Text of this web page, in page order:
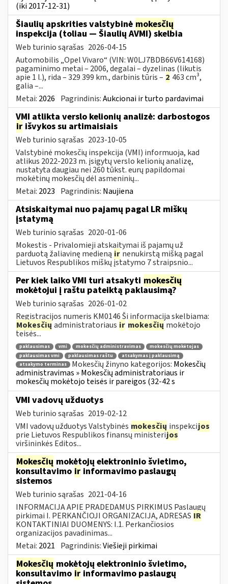
(iki 2017-12-31)
Šiaulių apskrities valstybinė mokesčių
inspekcija (toliau — Šiaulių AVMI) skelbia
Web turinio sąrašas 2026-04-15
Automobilis „Opel Vivaro“ (VIN: W0LJ7BDB66V614168)
pagaminimo metai – 2006, degalai – dyzelinas (likutis
apie 1 l.), rida – 329 399 km., darbinis tūris – 2 463 cm³,
galia –...
Metai: 2026 Pagrindinis:Aukcionai ir turto pardavimai
VMI atlikta verslo kelionių analizė: darbostogos
ir išvykos su artimaisiais
Web turinio sąrašas 2023-10-05
Valstybinė mokesčių inspekcija (VMI) informuoja, kad
atlikus 2022-2023 m. įsigytų verslo kelionių analizę,
nustatyta daugiau nei 260 tūkst. eurų papildomai
mokėtinų mokesčių dėl asmeninių...
Metai: 2023 Pagrindinis: Naujiena
Atsiskaitymai nuo pajamų pagal LR miškų
įstatymą
Web turinio sąrašas 2020-01-06
Mokestis - Privalomieji atskaitymai iš pajamų už
parduotą žaliavinę medieną ir nenukirstą mišką pagal
Lietuvos Respublikos miškų įstatymo 7 straipsnio...
Per kiek laiko VMI turi atsakyti mokesčių
mokėtojui į raštu pateiktą paklausimą?
Web turinio sąrašas 2026-01-02
Registracijos numeris KM0146 Ši informacija skelbiama:
Mokesčių administratoriaus ir mokesčių mokėtojo
teisės...
paklausimas vmi mokesčių administravimas
mokesčių mokėtojas
paklausimas vmi
paklausimas raštu
atsakymas į paklausimą
atsakymo terminas
Mokesčių žinyno kategorijos: Mokesčių
administravimas » Mokesčių administratoriaus ir
mokesčių mokėtojo teisės ir pareigos (32-42 s
VMI vadovų užduotys
Web turinio sąrašas 2019-02-12
VMI vadovų užduotys Valstybinės mokesčių inspekcijos
prie Lietuvos Respublikos finansų ministerijos
viršininkės Editos...
Mokesčių mokėtojų elektroninio švietimo,
konsultavimo ir informavimo paslaugų
sistemos
Web turinio sąrašas 2021-04-16
INFORMACIJA APIE PRADEDAMUS PIRKIMUS Paslaugų
pirkimai I. PERKANČIOJI ORGANIZACIJA, ADRESAS IR
KONTAKTINIAI DUOMENYS: I.1. Perkančiosios
organizacijos pavadinimas...
Metai: 2021 Pagrindinis:Viešieji pirkimai
Mokesčių mokėtojų elektroninio švietimo,
konsultavimo ir informavimo paslaugų